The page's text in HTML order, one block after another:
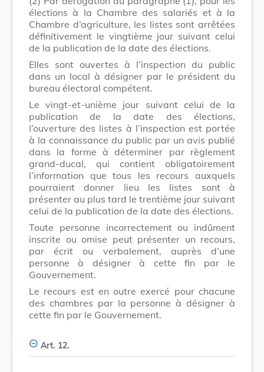
élections à la Chambre des salariés et à la
Chambre d’agriculture, les listes sont arrêtées
définitivement le vingtième jour suivant celui
de la publication de la date des élections.
Elles sont ouvertes à l’inspection du public
dans un local à désigner par le président du
bureau électoral compétent.
Le vingt-et-unième jour suivant celui de la
publication de la date des élections,
I’ouverture des listes à l’inspection est portée
à la connaissance du public par un avis publié
dans la forme à déterminer par règlement
grand-ducal, qui contient obligatoirement
l’information que tous les recours auxquels
pourraient donner lieu les listes sont à
présenter au plus tard le trentième jour suivant
celui de la publication de la date des élections.
Toute personne incorrectement ou indûment
inscrite ou omise peut présenter un recours,
par écrit ou verbalement, auprès d’une
personne à désigner à cette fin par le
Gouvernement.
Le recours est en outre exercé pour chacune
des chambres par la personne à désigner à
cette fin par le Gouvernement.
Art. 12.